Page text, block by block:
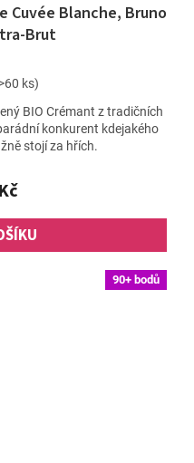
Cuvée Blanche, Bruno
Brut
ks)
BIO Crémant z tradičních
konkurent kdejakého
stojí za hřích.
90+ bodů